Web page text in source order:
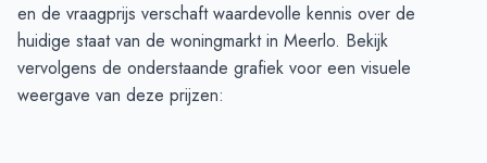
en de vraagprijs verschaft waardevolle kennis over de
huidige staat van de woningmarkt in Meerlo. Bekijk
vervolgens de onderstaande grafiek voor een visuele
weergave van deze prijzen: